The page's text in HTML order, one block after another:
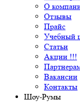
О
Отзывы
Прайс
Учебный
Статьи
Акции !!!
Вакансии
Контакты
Шоу-Румы